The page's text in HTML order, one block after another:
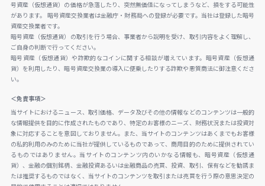
号資産（仮想通貨）の価格が急落したり、突然無価値になってしまうなど、損をする可能性
があります。 暗号資産交換業者は金融庁・財務局への登録が必要です。当社は登録した暗号
資産交換業者です。
暗号資産（仮想通貨）の取引を行う場合、事業者から説明を受け、取引内容をよく理解し、
ご自身の判断で行ってください。
暗号資産（仮想通貨）や詐欺的なコインに関する相談が増えています。暗号資産（仮想通
貨）を利用したり、暗号資産交換業の導入に便乗したりする詐欺や悪質商法に御注意くださ
い。
＜免責事項＞
当サイトにおけるニュース、取引価格、データ及びその他の情報などのコンテンツは一般的
な情報提供を目的に作成されたものであり、特定のお客様のニーズ、財務状況または投資対
象に対応することを意図しておりません。また、当サイトのコンテンツはあくまでもお客様
の私的利用のみのために当社が提供しているものであって、商用目的のために提供されてい
るものではありません。当サイトのコンテンツ内のいかなる情報も、暗号資産（仮想通
貨）、金融の個別銘柄、金融投資あるいは金融商品の売買、投資、取引、保有などを勧誘ま
たは推奨するものではなく、当サイトのコンテンツを取引または売買を行う際の意思決定の